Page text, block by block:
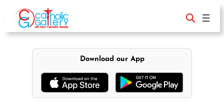
content
Download our App